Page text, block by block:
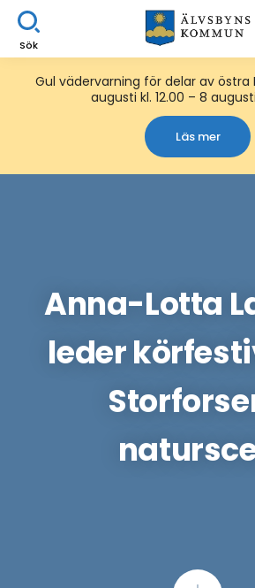
Sök
Gul vädervarning för delar av östra
augusti kl. 12.00 – 8
Läs mer
Anna-Lotta
leder